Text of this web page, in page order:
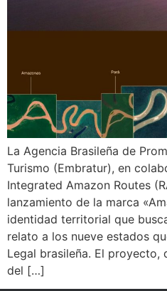
La Agencia Brasileña de
Turismo (Embratur), en
Integrated Amazon Routes
lanzamiento de la marca
identidad territorial que
relato a los nueve estados
Legal brasileña. El proyecto,
del […]